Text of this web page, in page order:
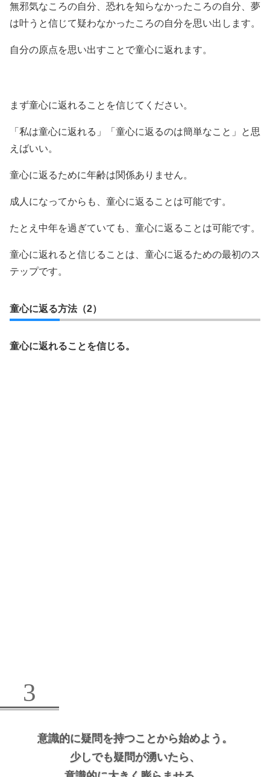
無邪気なころの自分、恐れを知らなかったころの自分、夢
は叶うと信じて疑わなかったころの自分を思い出します。
自分の原点を思い出すことで童心に返れます。
まず童心に返れることを信じてください。
「私は童心に返れる」「童心に返るのは簡単なこと」と思
えばいい。
童心に返るために年齢は関係ありません。
成人になってからも、童心に返ることは可能です。
たとえ中年を過ぎていても、童心に返ることは可能です。
童心に返れると信じることは、童心に返るための最初のス
テップです。
童心に返る方法（2）
童心に返れることを信じる。
3
意識的に疑問を持つことから始めよう。
少しでも疑問が湧いたら、